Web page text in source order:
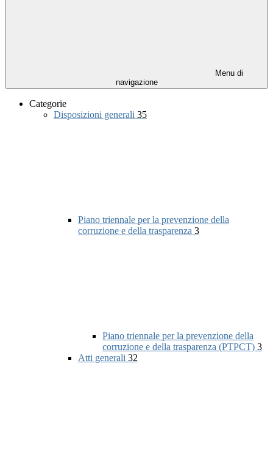
Menu di
navigazione
Categorie
Disposizioni generali 35
Piano triennale per la prevenzione della
corruzione e della trasparenza 3
Piano triennale per la prevenzione della
corruzione e della trasparenza (PTPCT) 3
Atti generali 32